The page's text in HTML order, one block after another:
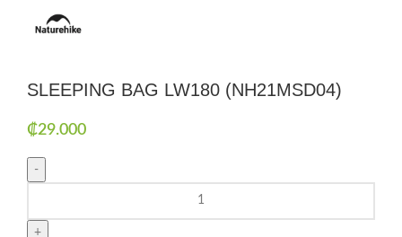
SLEEPING BAG LW180 (NH21MSD04)
₡29.000